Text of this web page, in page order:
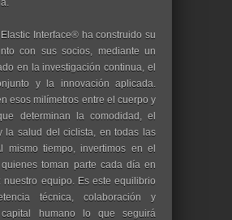
Interface® ha construido su
con sus socios, mediante un
en la investigación continua, el
y la innovación aplicada.
esos milímetros entre el cuerpo y
determinan la comodidad, el
la salud del ciclista, en todas las
mismo tiempo, invertimos en el
toman parte cada día en
nuestro equipo. Es este equilibrio
técnica, colaboración y
humano lo que seguirá